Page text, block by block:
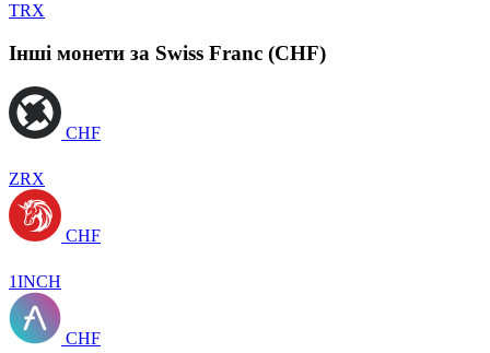
TRX
Інші монети за Swiss Franc (CHF)
CHF
ZRX
CHF
1INCH
CHF